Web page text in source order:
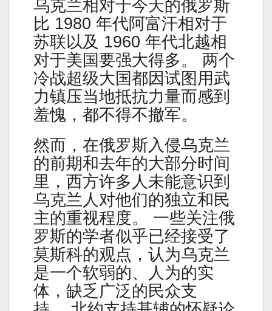
乌克兰相对于今天的俄罗斯
比 1980 年代阿富汗相对于
苏联以及 1960 年代北越相
对于美国要强大得多。 两个
冷战超级大国都因试图用武
力镇压当地抵抗力量而感到
羞愧，都不得不撤军。
然而，在俄罗斯入侵乌克兰
的前期和去年的大部分时间
里，西方许多人未能意识到
乌克兰人对他们的独立和民
主的重视程度。 一些关注俄
罗斯的学者似乎已经接受了
莫斯科的观点，认为乌克兰
是一个软弱的、人为的实
体，缺乏广泛的民众支